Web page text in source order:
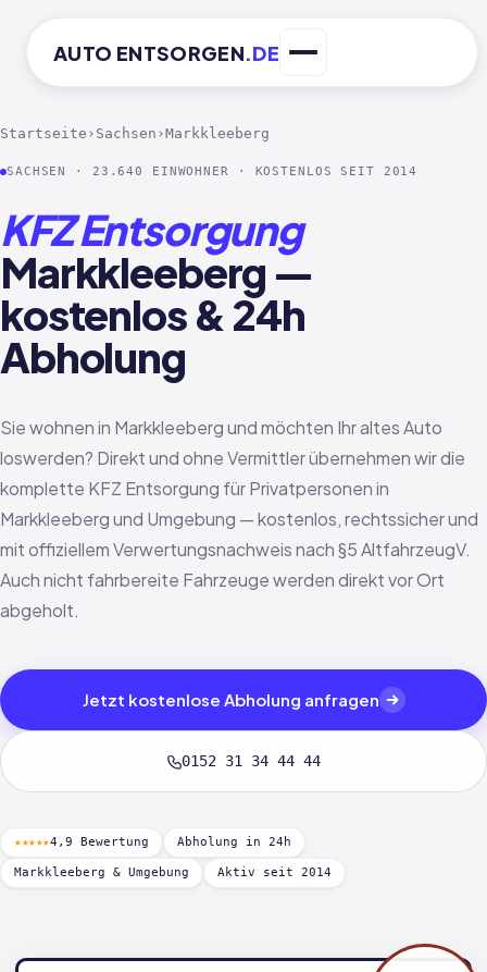
AUTO ENTSORGEN.DE
Startseite › Sachsen ›Markkleeberg
SACHSEN · 23.640 EINWOHNER · KOSTENLOS SEIT 2014
KFZ Entsorgung
Markkleeberg —
kostenlos & 24h
Abholung
Sie wohnen in Markkleeberg und möchten Ihr altes Auto
loswerden? Direkt und ohne Vermittler übernehmen wir die
komplette KFZ Entsorgung für Privatpersonen in
Markkleeberg und Umgebung — kostenlos, rechtssicher und
mit offiziellem Verwertungsnachweis nach §5 AltfahrzeugV.
Auch nicht fahrbereite Fahrzeuge werden direkt vor Ort
abgeholt.
Jetzt kostenlose Abholung anfragen
0152 31 34 44 44
★★★★★4,9 Bewertung Abholung in 24h
Markkleeberg & Umgebung Aktiv seit 2014